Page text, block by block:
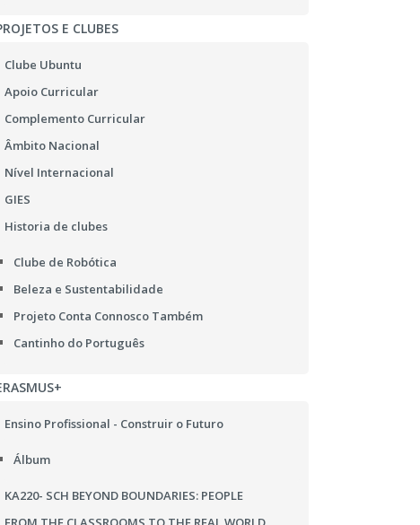
E CLUBES
Clube Ubuntu
Apoio Curricular
Complemento Curricular
Âmbito Nacional
Nível Internacional
GIES
Historia de clubes
Clube de Robótica
Beleza e Sustentabilidade
Projeto Conta Connosco Também
Cantinho do Português
Ensino Profissional - Construir o Futuro
Álbum
KA220- SCH BEYOND BOUNDARIES: PEOPLE